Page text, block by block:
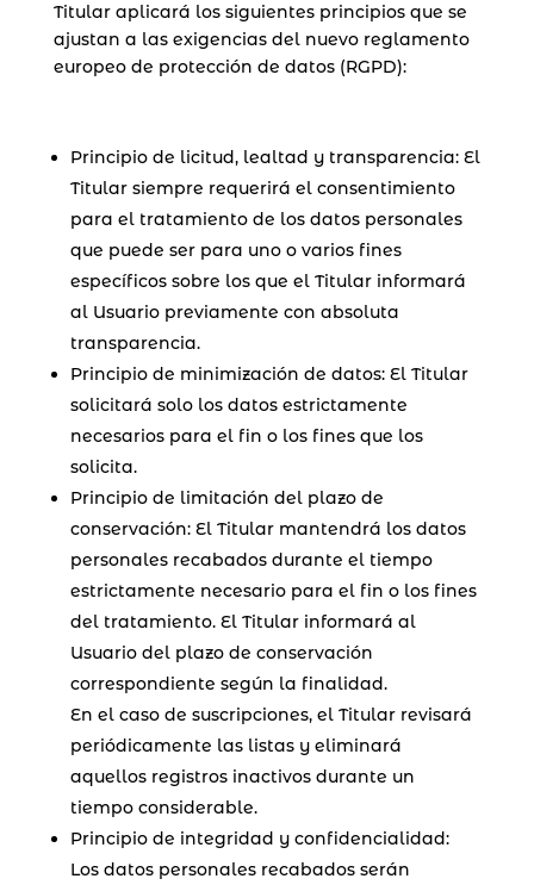
Titular aplicará los siguientes principios que se
ajustan a las exigencias del nuevo reglamento
europeo de protección de datos (RGPD):
Principio de licitud, lealtad y transparencia: El
Titular siempre requerirá el consentimiento
para el tratamiento de los datos personales
que puede ser para uno o varios fines
específicos sobre los que el Titular informará
al Usuario previamente con absoluta
transparencia.
Principio de minimización de datos: El Titular
solicitará solo los datos estrictamente
necesarios para el fin o los fines que los
solicita.
Principio de limitación del plazo de
conservación: El Titular mantendrá los datos
personales recabados durante el tiempo
estrictamente necesario para el fin o los fines
del tratamiento. El Titular informará al
Usuario del plazo de conservación
correspondiente según la finalidad.
En el caso de suscripciones, el Titular revisará
periódicamente las listas y eliminará
aquellos registros inactivos durante un
tiempo considerable.
Principio de integridad y confidencialidad:
Los datos personales recabados serán